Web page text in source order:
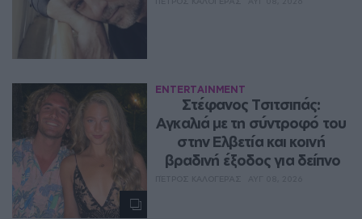
ENTERTAINMENT
Στέφανος Τσιτσιπάς:
Αγκαλιά με τη σύντροφό του
στην Ελβετία και κοινή
βραδινή έξοδος για δείπνο